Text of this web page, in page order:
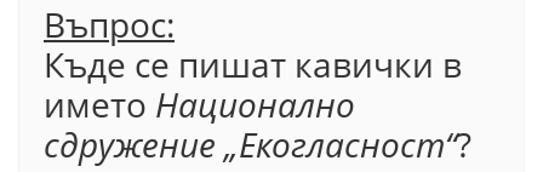
Въпрос:
Къде се пишат кавички в
името Национално
сдружение „Екогласност“?